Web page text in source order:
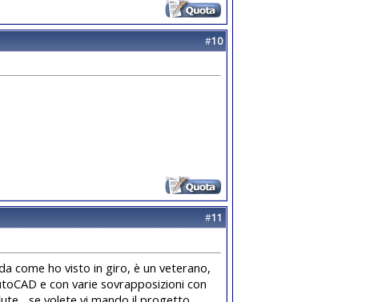
#10
#11
come ho visto in giro, è un veterano,
e con varie sovrapposizioni con